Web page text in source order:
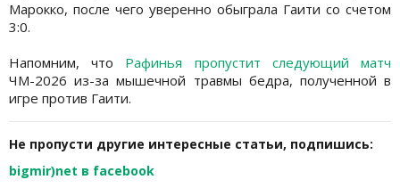
Марокко, после чего уверенно обыграла Гаити со счетом
3:0.
Напомним, что Рафинья пропустит следующий матч
ЧМ-2026 из-за мышечной травмы бедра, полученной в
игре против Гаити.
Не пропусти другие интересные статьи, подпишись:
bigmir)net в facebook